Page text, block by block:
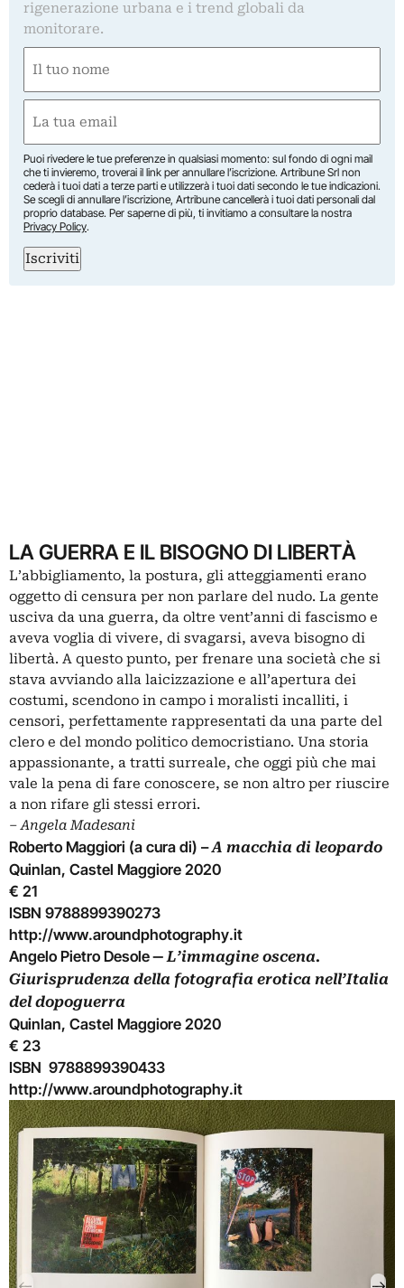
rigenerazione urbana e i trend globali da
monitorare.
(Required)
First
(Required)
Puoi rivedere le tue preferenze in qualsiasi momento: sul fondo di ogni mail
che ti invieremo, troverai il link per annullare l’iscrizione. Artribune Srl non
cederà i tuoi dati a terze parti e utilizzerà i tuoi dati secondo le tue indicazioni.
Se scegli di annullare l’iscrizione, Artribune cancellerà i tuoi dati personali dal
proprio database. Per saperne di più, ti invitiamo a consultare la nostra
Privacy Policy.
Iscriviti
LA GUERRA E IL BISOGNO DI LIBERTÀ
L’abbigliamento, la postura, gli atteggiamenti erano
oggetto di censura per non parlare del nudo. La gente
usciva da una guerra, da oltre vent’anni di fascismo e
aveva voglia di vivere, di svagarsi, aveva bisogno di
libertà. A questo punto, per frenare una società che si
stava avviando alla laicizzazione e all’apertura dei
costumi, scendono in campo i moralisti incalliti, i
censori, perfettamente rappresentati da una parte del
clero e del mondo politico democristiano. Una storia
appassionante, a tratti surreale, che oggi più che mai
vale la pena di fare conoscere, se non altro per riuscire
a non rifare gli stessi errori.
‒Angela Madesani
Roberto Maggiori (a cura di) –A macchia di leopardo
Quinlan, Castel Maggiore 2020
€ 21
ISBN 9788899390273
http://www.aroundphotography.it
Angelo Pietro Desole ‒ L’immagine oscena.
Giurisprudenza della fotografia erotica nell’Italia
del dopoguerra
Quinlan, Castel Maggiore 2020
€ 23
ISBN 9788899390433
http://www.aroundphotography.it